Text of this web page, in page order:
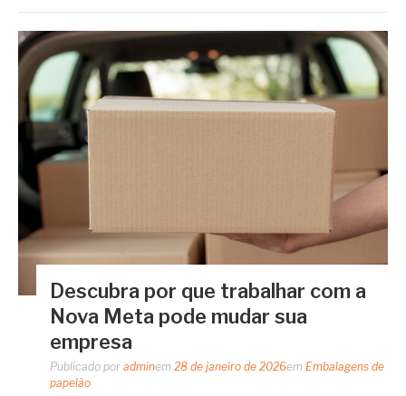
Descubra por que trabalhar com a
Nova Meta pode mudar sua
empresa
Publicado por adminem 28 de janeiro de 2026em Embalagens de
papelão